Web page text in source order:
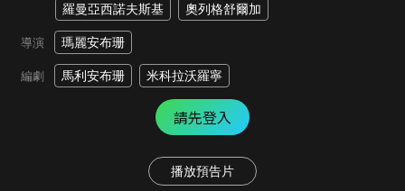
羅曼亞西諾夫斯基
奧列格舒爾加
導演 瑪麗安布珊
編劇 馬利安布珊 米科拉沃羅寧
請先登入
播放預告片